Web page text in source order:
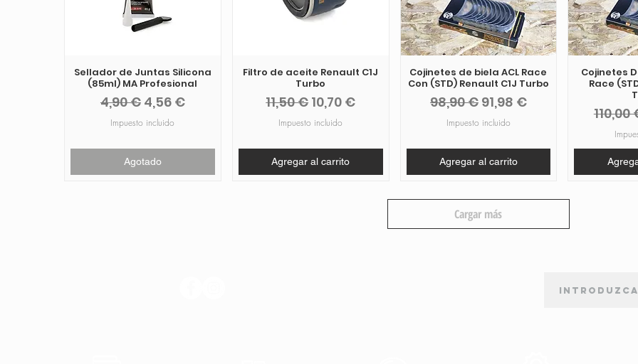
Sellador de Juntas Silicona
(85ml) MA Profesional
Precio
4,90 € Precio de oferta
4,56 €
Impuesto incluido
Agotado
Filtro de aceite Renault C1J
Turbo
Precio
11,50 €Precio de oferta
10,70 €
Impuesto incluido
Agregar al carrito
Cojinetes de biela ACL Race
Con (STD) Renault C1J Turbo
Precio
98,90 € Precio de oferta
91,98 €
Impuesto incluido
Agregar al carrito
Cojinetes
Race
Precio
110,00
Cargar más